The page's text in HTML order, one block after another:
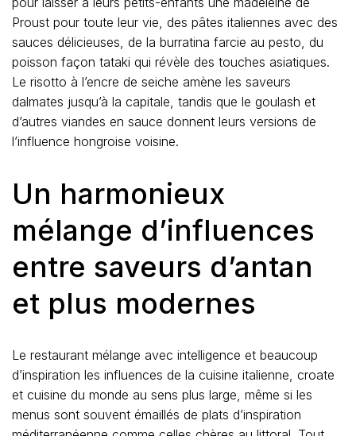
Proust pour toute leur vie, des pâtes italiennes avec des
sauces délicieuses, de la burratina farcie au pesto, du
poisson façon tataki qui révèle des touches asiatiques.
Le risotto à l’encre de seiche amène les saveurs
dalmates jusqu’à la capitale, tandis que le goulash et
d’autres viandes en sauce donnent leurs versions de
l’influence hongroise voisine.
Un harmonieux
mélange d’influences
entre saveurs d’antan
et plus modernes
Le restaurant mélange avec intelligence et beaucoup
d’inspiration les influences de la cuisine italienne, croate
et cuisine du monde au sens plus large, même si les
menus sont souvent émaillés de plats d’inspiration